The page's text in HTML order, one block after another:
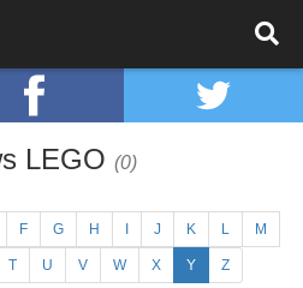
LEGO (0)
F G H J K L M
T U V W X Y Z